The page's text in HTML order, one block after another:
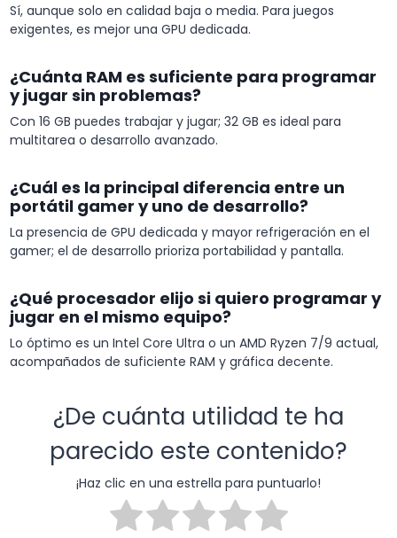
Sí, aunque solo en calidad baja o media. Para juegos
exigentes, es mejor una GPU dedicada.
¿Cuánta RAM es suficiente para programar
y jugar sin problemas?
Con 16 GB puedes trabajar y jugar; 32 GB es ideal para
multitarea o desarrollo avanzado.
¿Cuál es la principal diferencia entre un
portátil gamer y uno de desarrollo?
La presencia de GPU dedicada y mayor refrigeración en el
gamer; el de desarrollo prioriza portabilidad y pantalla.
¿Qué procesador elijo si quiero programar y
jugar en el mismo equipo?
Lo óptimo es un Intel Core Ultra o un AMD Ryzen 7/9 actual,
acompañados de suficiente RAM y gráfica decente.
¿De cuánta utilidad te ha
parecido este contenido?
¡Haz clic en una estrella para puntuarlo!